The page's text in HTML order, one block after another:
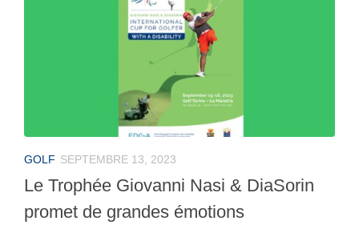
GOLF SEPTEMBRE 13, 2023
Le Trophée Giovanni Nasi & DiaSorin
promet de grandes émotions